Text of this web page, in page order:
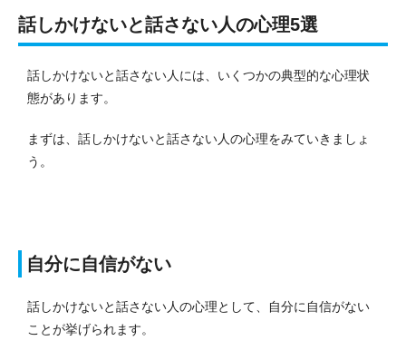
話しかけないと話さない人の心理5選
話しかけないと話さない人には、いくつかの典型的な心理状
態があります。
まずは、話しかけないと話さない人の心理をみていきましょ
う。
自分に自信がない
話しかけないと話さない人の心理として、自分に自信がない
ことが挙げられます。